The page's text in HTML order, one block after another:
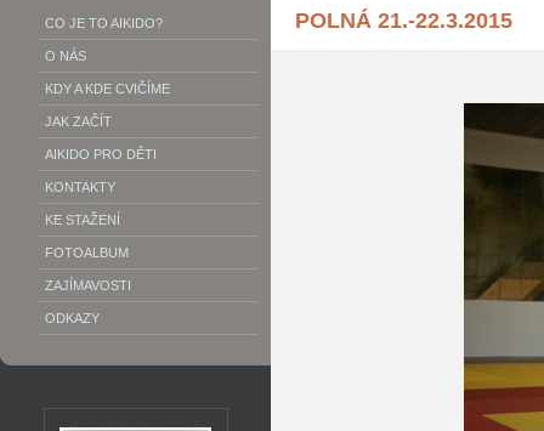
POLNÁ 21.-22.3.2015
CO JE TO AIKIDO?
O NÁS
KDY A KDE CVIČÍME
JAK ZAČÍT
AIKIDO PRO DĚTI
KONTAKTY
KE STAŽENÍ
FOTOALBUM
ZAJÍMAVOSTI
ODKAZY